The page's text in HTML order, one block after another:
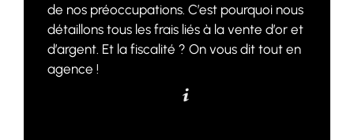
de nos préoccupations. C’est pourquoi nous
détaillons tous les frais liés à la vente d’or et
d’argent. Et la fiscalité ? On vous dit tout en
agence !